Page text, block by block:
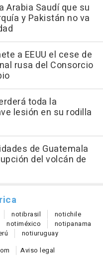
Arabia Saudí que su
y Pakistán no va
a EEUU el cese de
rusa del Consorcio
toda la
lesión en su rodilla
de Guatemala
del volcán de
notibrasil notichile
notiméxico notipanama
notiuruguay
Aviso legal